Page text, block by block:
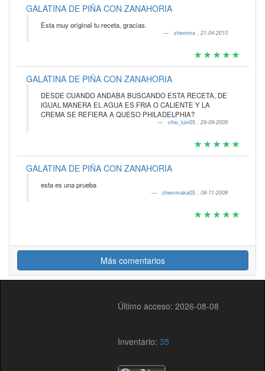
GALATINA DE PIÑA CON ZANAHORIA
Esta muy original tu receta, gracias.
zhemma , 21-04-2010
GALATINA DE PIÑA CON ZANAHORIA
DESDE CUANDO ANDABA BUSCANDO ESTA RECETA, DE
IGUAL MANERA EL AGUA ES FRIA O CALIENTE Y LA
CREMA SE REFIERA A QUESO PHILADELPHIA?
chio_luin05 , 29-09-2009
GALATINA DE PIÑA CON ZANAHORIA
esta es una prueba
zhemmaka05 , 08-11-2008
Más comentarios
Último acceso: 2026-08-08
Inventario:35